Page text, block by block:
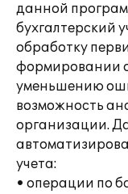
данной
бухгалтерский
обработку
формировании
уменьшению
возможность
организации.
учета:
• операции по